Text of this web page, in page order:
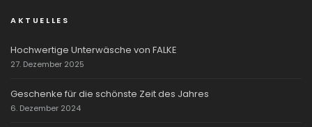
AKTUELLES
Hochwertige Unterwäsche von FALKE
27. Dezember 2025
Geschenke für die schönste Zeit des Jahres
6. Dezember 2024